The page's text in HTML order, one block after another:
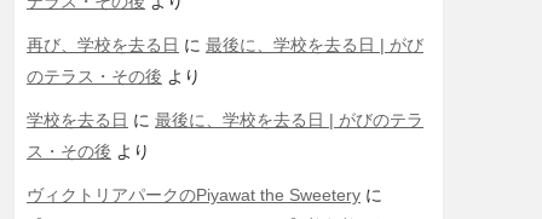
再び、学校を去る日 に 最後に、学校を去る日 | がび
のテラス・その後 より
学校を去る日 に 最後に、学校を去る日 | がびのテラ
ス・その後 より
ヴィクトリアパークのPiyawat the Sweetery に